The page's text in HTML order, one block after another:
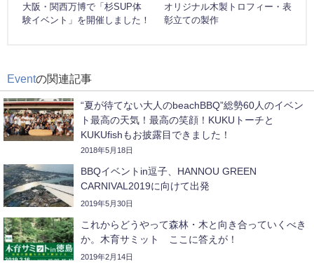
大阪・関西万博で「杉SUP体
験イベント」を開催しました！
オリジナル木製トロフィー・表
彰立ての製作
Eventの関連記事
“夏が待てない大人のbeachBBQ”総勢60人のイベン
ト最高の天気！最高の笑顔！KUKUトーチと
KUKUfishもお披露目できました！
2018年5月18日
BBQイベントin逗子、HANNOU GREEN
CARNIVAL2019に向けて出発
2019年5月30日
これからどうやって森林・木と向き合っていくべき
か。木育サミット ここに答えが！
2019年2月14日